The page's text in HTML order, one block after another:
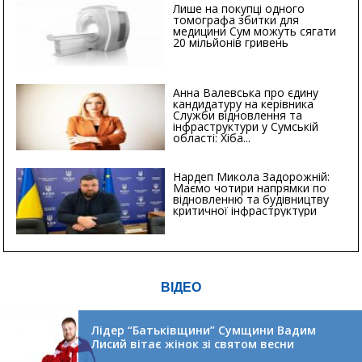
Лише на покупці одного
томографа збитки для
медицини Сум можуть сягати
20 мільйонів гривень
Анна Валевська про єдину
кандидатуру на керівника
Служби відновлення та
інфраструктури у Сумській
області: Хіба...
Нардеп Микола Задорожній:
Маємо чотири напрямки по
відновленню та будівництву
критичної інфраструктури
ВІДЕО
Лідер “Батьківщини” Сумщини Вадим
Лисий вітає жінок зі святом весни